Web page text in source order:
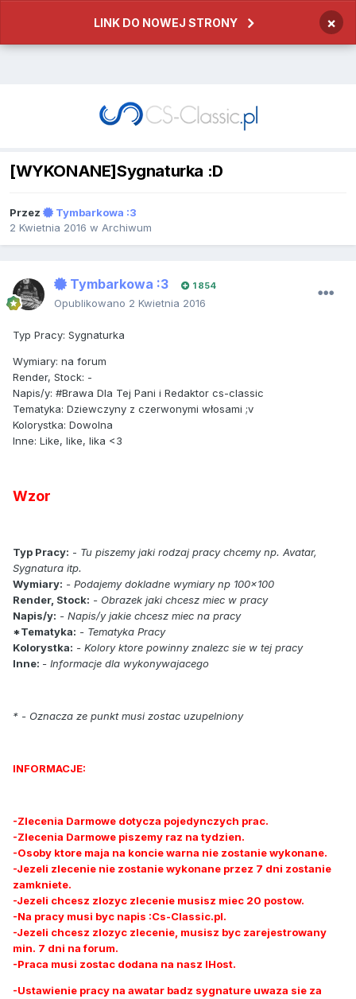
LINK DO NOWEJ STRONY ×
[WYKONANE]Sygnaturka :D
Przez
Tymbarkowa :3
2 Kwietnia 2016 w Archiwum
Tymbarkowa :3 1 854
Opublikowano 2 Kwietnia 2016
Typ Pracy: Sygnaturka
Wymiary: na forum
Render, Stock: -
Napis/y: #Brawa Dla Tej Pani i Redaktor cs-classic
Tematyka: Dziewczyny z czerwonymi włosami ;v
Kolorystka: Dowolna
Inne: Like, like, lika <3
Wzor
Typ Pracy: - Tu piszemy jaki rodzaj pracy chcemy np. Avatar,
Sygnatura itp.
Wymiary: - Podajemy dokladne wymiary np 100x100
Render, Stock: - Obrazek jaki chcesz miec w pracy
Napis/y: - Napis/y jakie chcesz miec na pracy
*Tematyka: - Tematyka Pracy
Kolorystka: - Kolory ktore powinny znalezc sie w tej pracy
Inne: - Informacje dla wykonywajacego
* - Oznacza ze punkt musi zostac uzupelniony
INFORMACJE:
-Zlecenia Darmowe dotycza pojedynczych prac.
-Zlecenia Darmowe piszemy raz na tydzien.
-Osoby ktore maja na koncie warna nie zostanie wykonane.
-Jezeli zlecenie nie zostanie wykonane przez 7 dni zostanie
zamkniete.
-Jezeli chcesz zlozyc zlecenie musisz miec 20 postow.
-Na pracy musi byc napis :Cs-Classic.pl.
-Jezeli chcesz zlozyc zlecenie, musisz byc zarejestrowany
min. 7 dni na forum.
-Praca musi zostac dodana na nasz IHost.
-Ustawienie pracy na awatar badz sygnature uwaza sie za